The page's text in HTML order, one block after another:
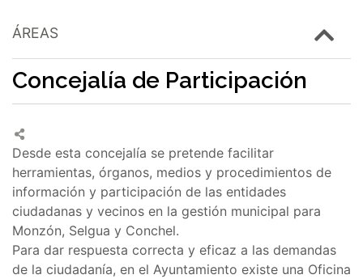
ÁREAS
Concejalía de Participación
Desde esta concejalía se pretende facilitar
herramientas, órganos, medios y procedimientos de
información y participación de las entidades
ciudadanas y vecinos en la gestión municipal para
Monzón, Selgua y Conchel.
Para dar respuesta correcta y eficaz a las demandas
de la ciudadanía, en el Ayuntamiento existe una Oficina